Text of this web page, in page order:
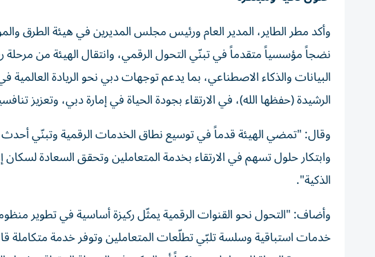
وأكد مطر الطاير، المدير العام ورئيس مجلس المديرين في هيئة الطرق
نضجاً مؤسسياً متقدماً في تبنّي التحول الرقمي، وانتقال الهيئة من
البيانات والذكاء الاصطناعي، بما يدعم توجهات دبي نحو الريادة العالمية
الرشيدة (حفظها الله)، في الارتقاء بجودة الحياة في إمارة دبي، وتعزيز
وقال: "تمضي الهيئة قدماً في توسيع نطاق الخدمات الرقمية وتبنّي أحدث
وابتكار حلول تسهم في الارتقاء بخدمة المتعاملين وتحقق السعادة
الذكية".
وأضاف: "التحول نحو القنوات الرقمية يمثّل ركيزة أساسية في تطوير
خدمات استباقية وسلسة تلبّي تطلّعات المتعاملين وتوفر خدمة متكاملة